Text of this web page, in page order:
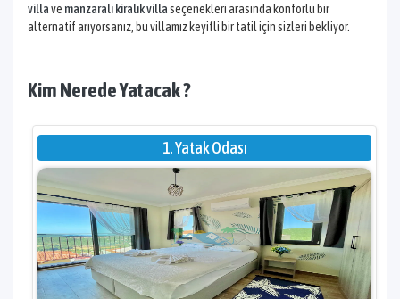
villave manzaralı kiralık villaseçenekleri arasında konforlu bir
alternatif arıyorsanız, bu villamız keyifli bir tatil için sizleri bekliyor.
Kim Nerede Yatacak ?
1. Yatak Odası